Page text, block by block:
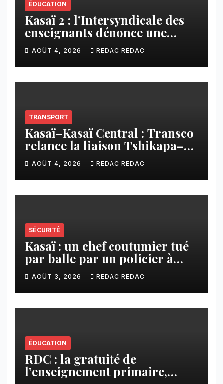
ÉDUCATION
Kasaï 2 : l’Intersyndicale des
enseignants dénonce une
contribution financière
imposée aux écoles de la
CNCA
AOÛT 4, 2026 REDAC REDAC
TRANSPORT
Kasaï–Kasaï Central : Transco
relance la liaison Tshikapa–
Tshiamu pour faciliter les
échanges
AOÛT 4, 2026 REDAC REDAC
SÉCURITÉ
Kasaï : un chef coutumier tué
par balle par un policier à
Kamuesha, la tension monte
AOÛT 3, 2026 REDAC REDAC
ÉDUCATION
RDC : la gratuité de
l’enseignement primaire,